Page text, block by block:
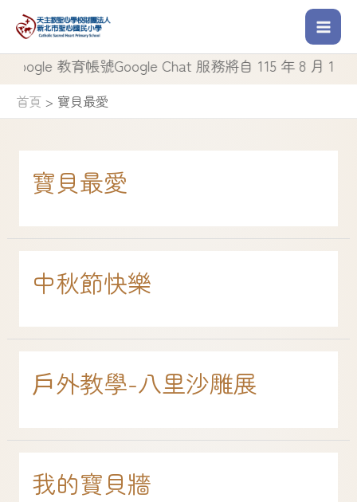
教育帳號Google Chat 服務將自 115 年 8 月 1 日起
首頁 寶貝最愛
寶貝最愛
中秋節快樂
戶外教學-八里沙雕展
我的寶貝牆